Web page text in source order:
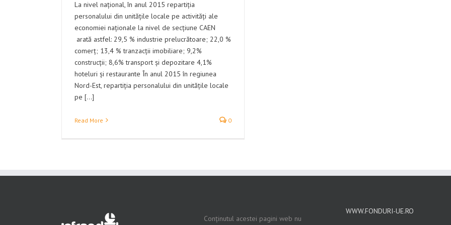
La nivel național, în anul 2015 repartiția
personalului din unitățile locale pe activități ale
economiei naționale la nivel de secțiune CAEN
arată astfel: 29,5 % industrie prelucrătoare; 22,0 %
comerț; 13,4 % tranzacții imobiliare; 9,2%
construcții; 8,6% transport și depozitare 4,1%
hoteluri și restaurante În anul 2015 în regiunea
Nord-Est, repartiția personalului din unitățile locale
pe [...]
Read More 0
Conținutul acestei pagini web nu
WWW.FONDURI-UE.RO